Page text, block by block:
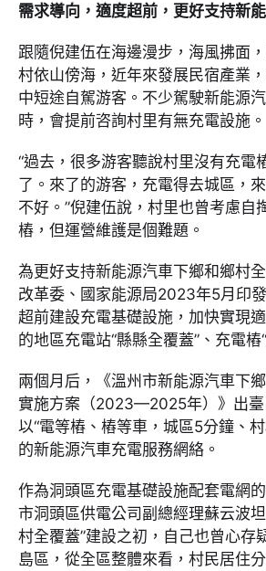
需求導向，適度超前，更好支持新
跟隨倪建伍在海邊漫步，海風拂面
村依山傍海，近年來發展民宿產業
中短途自駕游客。不少駕駛新能源
時，會提前咨詢村里有無充電設施。
“過去，很多游客聽說村里沒有充電
了。來了的游客，充電得去城區，
不好。”倪建伍說，村里也曾考慮自
樁，但運營維護是個難題。
為更好支持新能源汽車下鄉和鄉村
改革委、國家能源局2023年5月印
超前建設充電基礎設施，加快實現
的地區充電站“縣縣全覆蓋”、充電樁
兩個月后，《溫州市新能源汽車下
實施方案（2023—2025年）》出臺
以“電等樁、樁等車，城區5分鐘、
的新能源汽車充電服務網絡。
作為洞頭區充電基礎設施配套電網
市洞頭區供電公司副總經理蘇云波
村全覆蓋”建設之初，自己也曾心存
島區，從全區整體來看，村民居住